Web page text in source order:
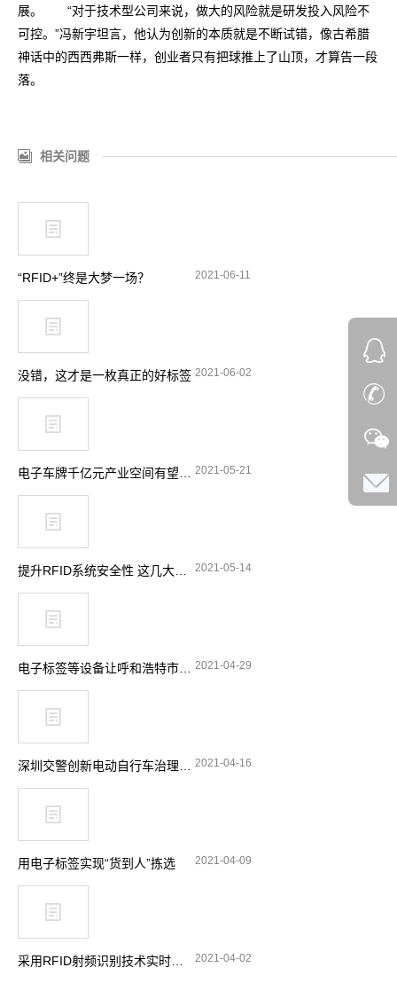
展。 “对于技术型公司来说，做大的风险就是研发投入风险不
可控。”冯新宇坦言，他认为创新的本质就是不断试错，像古希腊
神话中的西西弗斯一样，创业者只有把球推上了山顶，才算告一段
落。
相关问题
“RFID+”终是大梦一场？ 2021-06-11
没错，这才是一枚真正的好标签 2021-06-02
2021-05-21
2021-05-14
2021-04-29
2021-04-16
用电子标签实现“货到人”拣选 2021-04-09
2021-04-02